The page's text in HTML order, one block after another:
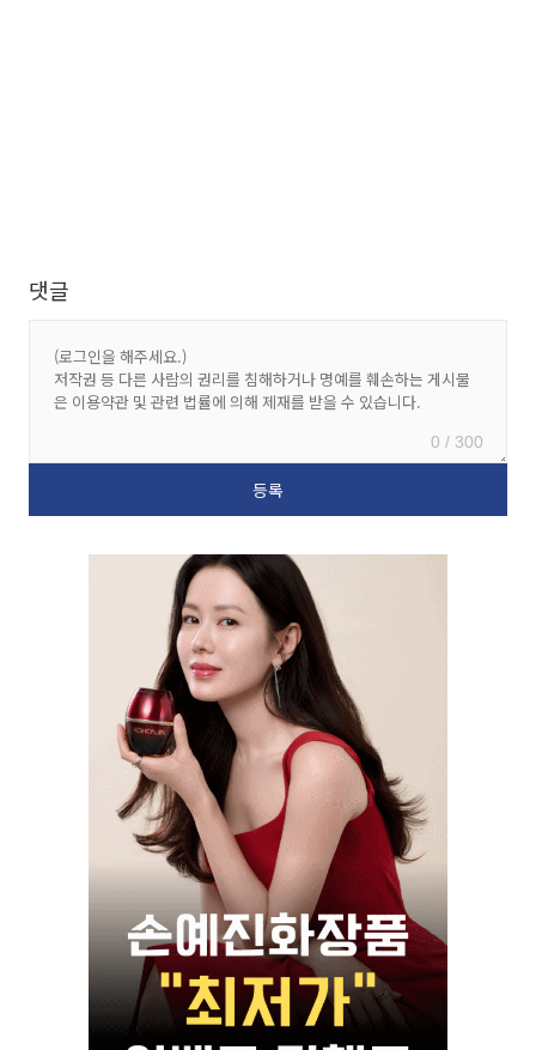
댓글
0 / 300